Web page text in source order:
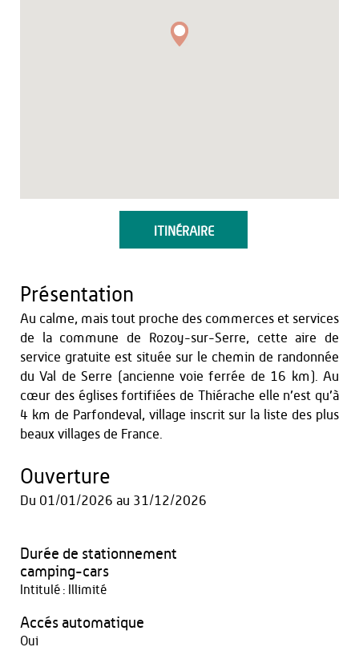
ITINÉRAIRE
Présentation
Au calme, mais tout proche des commerces et services
de la commune de Rozoy-sur-Serre, cette aire de
service gratuite est située sur le chemin de randonnée
du Val de Serre (ancienne voie ferrée de 16 km). Au
cœur des églises fortifiées de Thiérache elle n’est qu’à
4 km de Parfondeval, village inscrit sur la liste des plus
beaux villages de France.
Ouverture
Du 01/01/2026 au 31/12/2026
Durée de stationnement
camping-cars
Intitulé : Illimité
Accés automatique
Oui